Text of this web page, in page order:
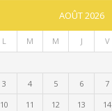
AOÛT 2026
L M M J V
3
4 5 6 7
10
11 12 13 14